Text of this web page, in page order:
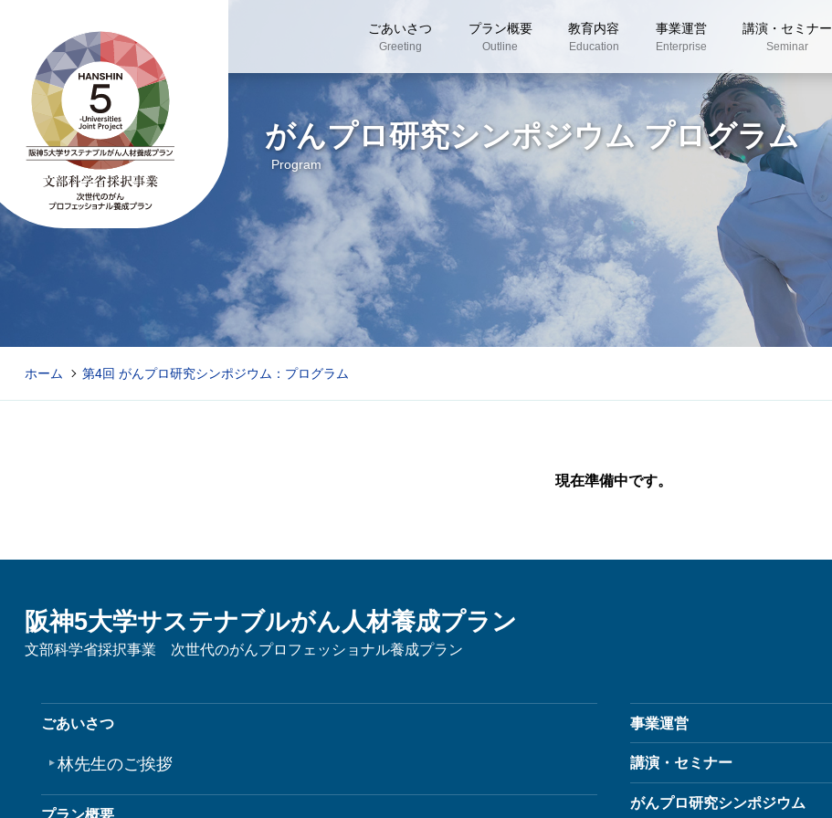
ごあいさつ
Greeting
プラン概要
Outline
教育内容
Education
事業運営
Enterprise
講演・セミナー
Seminar
がんプロ研究シンポジウム プログラム
Program
ホーム 第4回 がんプロ研究シンポジウム：プログラム
現在準備中です。
阪神5大学サステナブルがん人材養成プラン
文部科学省採択事業 次世代のがんプロフェッショナル養成プラン
ごあいさつ
林先生のご挨拶
プラン概要
事業運営
講演・セミナー
がんプロ研究シンポジウム